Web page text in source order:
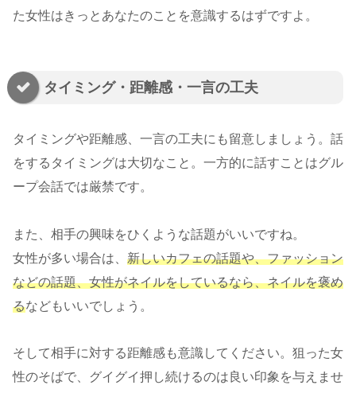
た女性はきっとあなたのことを意識するはずですよ。
タイミング・距離感・一言の工夫
タイミングや距離感、一言の工夫にも留意しましょう。話
をするタイミングは大切なこと。一方的に話すことはグル
ープ会話では厳禁です。
また、相手の興味をひくような話題がいいですね。
女性が多い場合は、 新しいカフェの話題や、ファッション
などの話題、女性がネイルをしているなら、ネイルを褒め
るなどもいいでしょう。
そして相手に対する距離感も意識してください。狙った女
性のそばで、グイグイ押し続けるのは良い印象を与えませ